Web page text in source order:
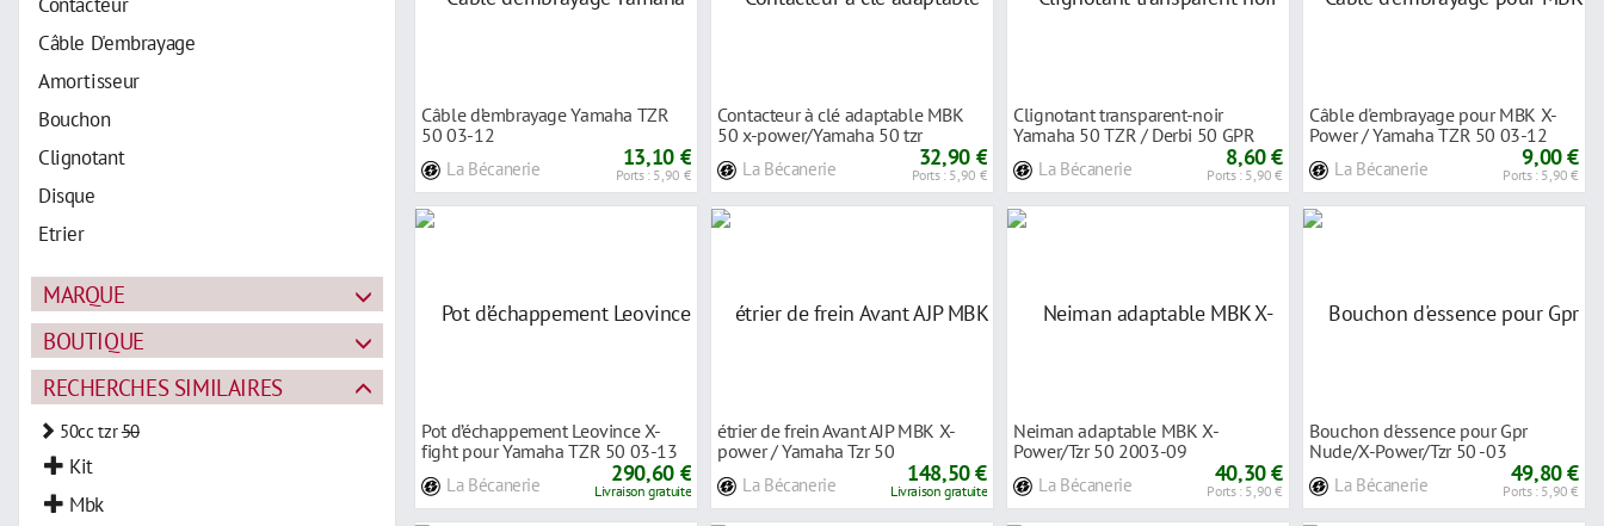
Câble D'embrayage
Amortisseur
Bouchon
Clignotant
Disque
Etrier
Joint
Pot D'échappement
Roulement
MARQUE
BOUTIQUE
RECHERCHES SIMILAIRES
50cc tzr50
Kit
Mbk
Câble d’embrayage Yamaha TZR
50 03-12
La Bécanerie 13,10 €
Ports : 5,90 €
Contacteur à clé adaptable MBK
50 x-power/Yamaha 50 tzr
La Bécanerie 32,90 €
Ports : 5,90 €
Clignotant transparent-noir
Yamaha 50 TZR / Derbi 50 GPR
La Bécanerie 8,60 €
Ports : 5,90 €
Câble d'embrayage pour MBK X-
Power / Yamaha TZR 50 03-12
La Bécanerie 9,00 €
Ports : 5,90 €
Pot d’échappement Leovince X-
fight pour Yamaha TZR 50 03-13
La Bécanerie 290,60 €
Livraison gratuite
étrier de frein Avant AJP MBK X-
power / Yamaha Tzr 50
La Bécanerie 148,50 €
Livraison gratuite
Neiman adaptable MBK X-
Power/Tzr 50 2003-09
La Bécanerie 40,30 €
Ports : 5,90 €
Bouchon d'essence pour Gpr
Nude/X-Power/Tzr 50 -03
La Bécanerie 49,80 €
Ports : 5,90 €